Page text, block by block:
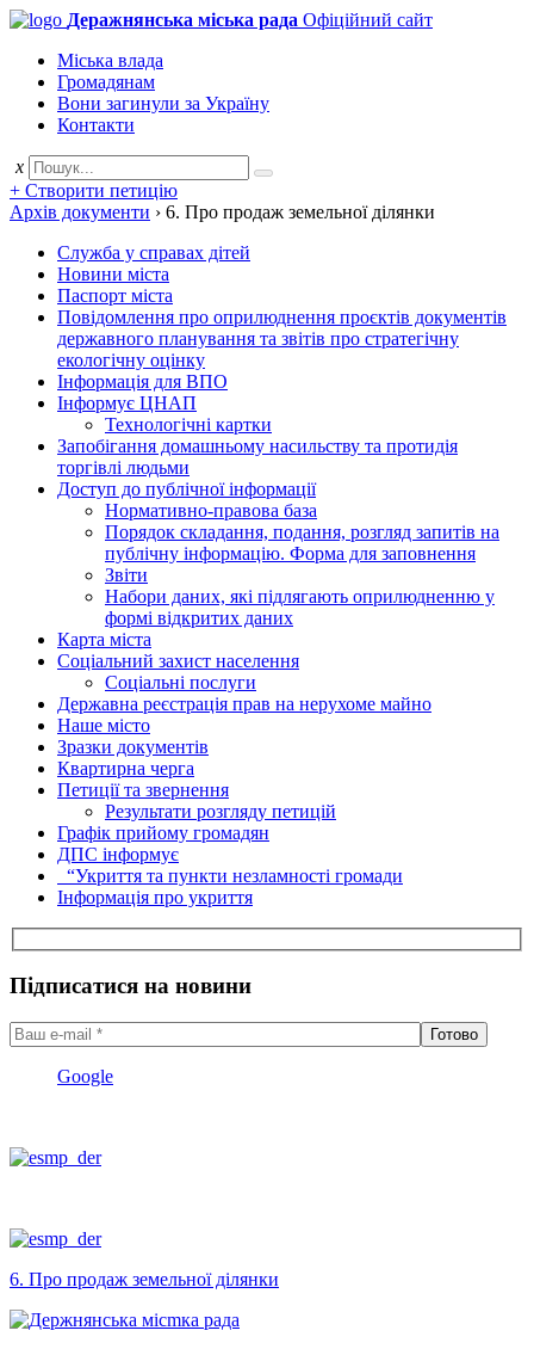
Деражнянська міська рада Офіційний сайт
Міська влада
Громадянам
Вони загинули за Україну
Контакти
x
+ Створити петицію
Архів документи › 6. Про продаж земельної ділянки
Служба у справах дітей
Новини міста
Паспорт міста
Повідомлення про оприлюднення проєктів документів
державного планування та звітів про стратегічну
екологічну оцінку
Інформація для ВПО
Інформує ЦНАП
Технологічні картки
Запобігання домашньому насильству та протидія
торгівлі людьми
Доступ до публічної інформації
Нормативно-правова база
Порядок складання, подання, розгляд запитів на
публічну інформацію. Форма для заповнення
Звіти
Набори даних, які підлягають оприлюдненню у
формі відкритих даних
Карта міста
Соціальний захист населення
Соціальні послуги
Державна реєстрація прав на нерухоме майно
Наше місто
Зразки документів
Квартирна черга
Петиції та звернення
Результати розгляду петицій
Графік прийому громадян
ДПС інформує
“Укриття та пункти незламності громади
Інформація про укриття
Підписатися на новини
Google
6. Про продаж земельної ділянки